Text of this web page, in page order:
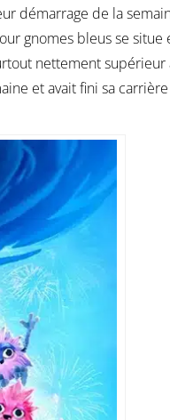
démarrage de la
gnomes bleus se situe
nettement
et avait fini sa